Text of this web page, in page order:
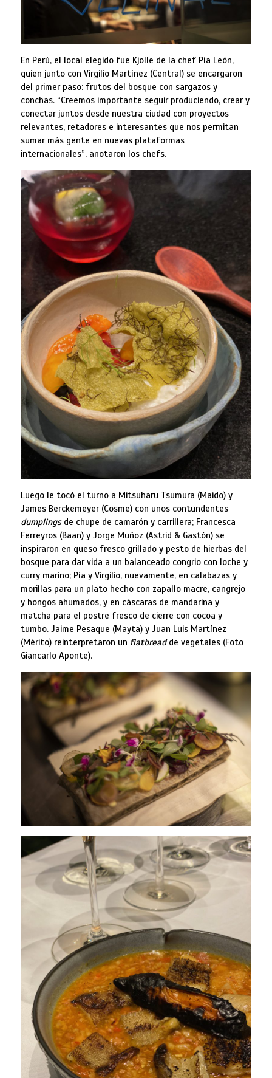
En Perú, el local elegido fue Kjolle de la chef Pía León,
quien junto con Virgilio Martínez (Central) se encargaron
del primer paso: frutos del bosque con sargazos y
conchas. “Creemos importante seguir produciendo, crear y
conectar juntos desde nuestra ciudad con proyectos
relevantes, retadores e interesantes que nos permitan
sumar más gente en nuevas plataformas
internacionales”, anotaron los chefs.
Luego le tocó el turno a Mitsuharu Tsumura (Maido) y
James Berckemeyer (Cosme) con unos contundentes
dumplingsde chupe de camarón y carrillera; Francesca
Ferreyros (Baan) y Jorge Muñoz (Astrid & Gastón) se
inspiraron en queso fresco grillado y pesto de hierbas del
bosque para dar vida a un balanceado congrio con loche y
curry marino; Pía y Virgilio, nuevamente, en calabazas y
morillas para un plato hecho con zapallo macre, cangrejo
y hongos ahumados, y en cáscaras de mandarina y
matcha para el postre fresco de cierre con cocoa y
tumbo. Jaime Pesaque (Mayta) y Juan Luis Martínez
(Mérito) reinterpretaron un flatbreadde vegetales (Foto
Giancarlo Aponte).